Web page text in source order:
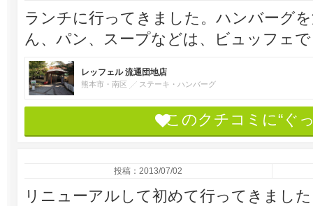
ランチに行ってきました。ハンバーグ
ん、パン、スープなどは、ビュッフェ
レッフェル 流通団地店
熊本市・南区 ステーキ・ハンバーグ
このクチコミに“ぐ
投稿：2013/07/02
リニューアルして初めて行ってきまし